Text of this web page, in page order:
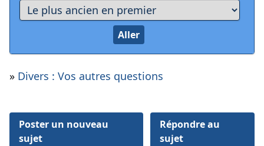
» Divers : Vos autres questions
Poster un nouveau
sujet
Répondre au
sujet